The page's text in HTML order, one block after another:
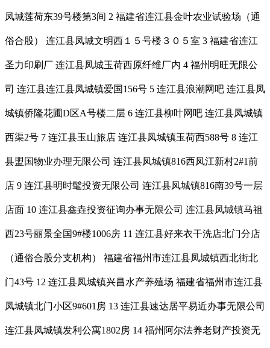
凤城莲荷东39号楼第3间 2 福建省连江县金叶农业试验场（通
俗合股） 连江县凤城文明西１５号楼３０５室 3 福建省连江
圣力印刷厂 连江县凤城玉荷西原纤维厂内 4 福州明旺无限公
司 连江县连江县凤城镇爱国156号 5 连江县浪潮网吧 连江县凤
城镇侨隆花圃D区A号楼二层 6 连江县柳叶网吧 连江县凤城镇
西渠2号 7 连江县玉山旅店 连江县凤城镇玉荷西588号 8 连江
县盟国物业办理无限公司 连江县凤城镇816西凤江新村2#1前
店 9 连江县明时髦投资无限公司 连江县凤城镇816南39号一层
店面 10 连江县鑫垚投资征询办事无限公司 连江县凤城镇马祖
西23号丽景全国9#楼1006房 11 连江县好来衣干洗店北门分店
（通俗合股分支机构） 福建省福州市连江县凤城镇西北街北
门43号 12 连江县凤城镇兴昌水产养殖场 福建省福州市连江县
凤城镇北门小区9#601房 13 连江县速达居平易近办事无限公司
连江县凤城镇发利公寓1802房 14 福州阿尔法养老财产投资无